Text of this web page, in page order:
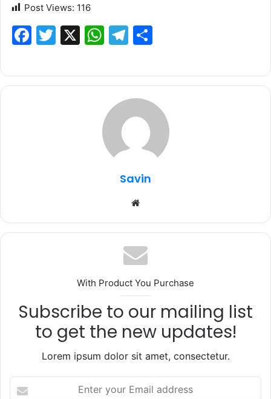
Post Views: 116
F
c
e
T
it
te
X
W
at
s
A
p
T
e
g
ra
ar
e
Savin
With Product You Purchase
Subscribe to our mailing list
to get the new updates!
Lorem ipsum dolor sit amet, consectetur.